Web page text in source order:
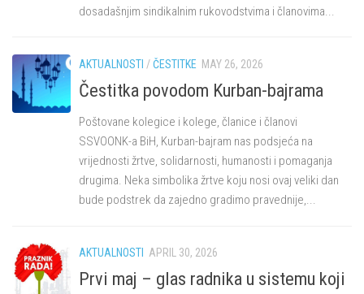
dosadašnjim sindikalnim rukovodstvima i članovima...
AKTUALNOSTI /ČESTITKE MAY 26, 2026
Čestitka povodom Kurban-bajrama
Poštovane kolegice i kolege, članice i članovi
SSVOONK-a BiH, Kurban-bajram nas podsjeća na
vrijednosti žrtve, solidarnosti, humanosti i pomaganja
drugima. Neka simbolika žrtve koju nosi ovaj veliki dan
bude podstrek da zajedno gradimo pravednije,...
AKTUALNOSTI APRIL 30, 2026
Prvi maj – glas radnika u sistemu koji